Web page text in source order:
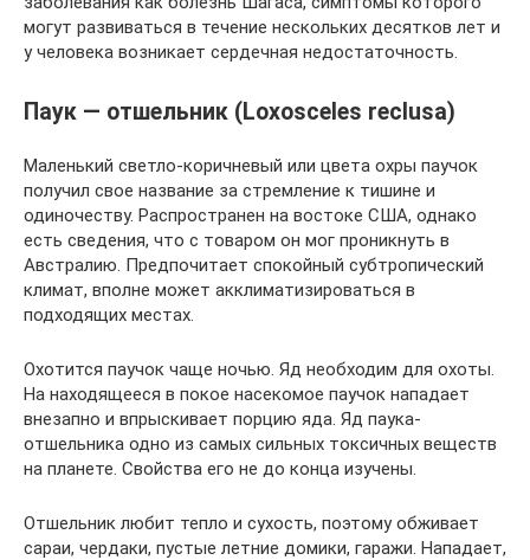
могут развиваться в течение нескольких десятков лет и
у человека возникает сердечная недостаточность.
Паук — отшельник (Loxosceles reclusa)
Маленький светло-коричневый или цвета охры паучок
получил свое название за стремление к тишине и
одиночеству. Распространен на востоке США, однако
есть сведения, что с товаром он мог проникнуть в
Австралию. Предпочитает спокойный субтропический
климат, вполне может акклиматизироваться в
подходящих местах.
Охотится паучок чаще ночью. Яд необходим для охоты.
На находящееся в покое насекомое паучок нападает
внезапно и впрыскивает порцию яда. Яд паука-
отшельника одно из самых сильных токсичных веществ
на планете. Свойства его не до конца изучены.
Отшельник любит тепло и сухость, поэтому обживает
сараи, чердаки, пустые летние домики, гаражи. Нападает,